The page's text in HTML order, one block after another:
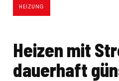
Heizen mit
dauerhaft
HEIZUNG